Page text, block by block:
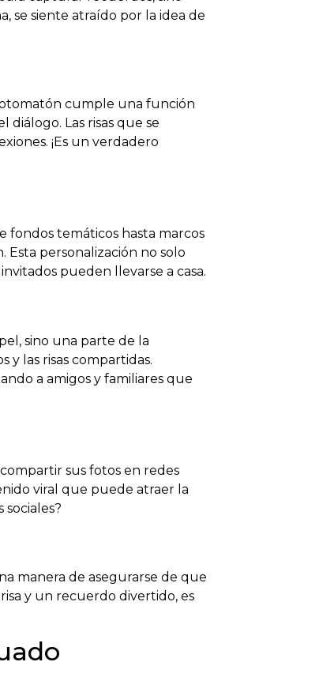
se siente atraído por la idea de
cumple una función
diálogo. Las risas que se
¡Es un verdadero
fondos temáticos hasta marcos
personalización no solo
pueden llevarse a casa.
sino una parte de la
y las risas compartidas.
a amigos y familiares que
sus fotos en redes
viral que puede atraer la
manera de asegurarse de que
y un recuerdo divertido, es